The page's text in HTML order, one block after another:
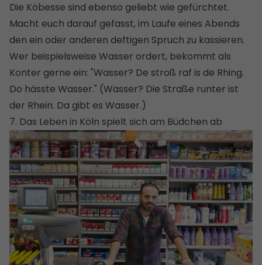
Die Köbesse sind ebenso geliebt wie gefürchtet.
Macht euch darauf gefasst, im Laufe eines Abends
den ein oder anderen deftigen Spruch zu kassieren.
Wer beispielsweise Wasser ordert, bekommt als
Konter gerne ein: "Wasser? De stroß raf is de Rhing.
Do hässte Wasser." (Wasser? Die Straße runter ist
der Rhein. Da gibt es Wasser.)
7. Das Leben in Köln spielt sich am Büdchen ab